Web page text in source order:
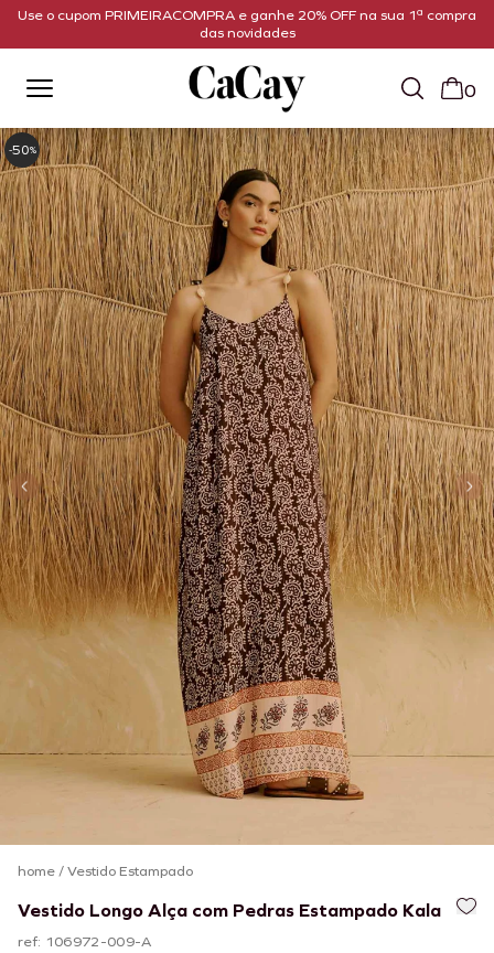
Use o cupom PRIMEIRACOMPRA e ganhe 20% OFF na sua 1ª compra
das novidades
0
-50%
home/Vestido Estampado
Vestido Longo Alça com Pedras Estampado Kala
ref: 106972-009-A